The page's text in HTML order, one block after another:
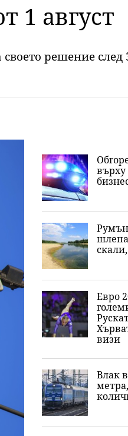
1 август
решение след
върху
Евро
визи
Влак